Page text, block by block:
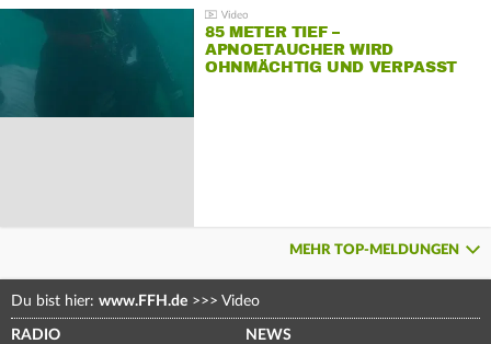
85 METER TIEF –
APNOETAUCHER WIRD
OHNMÄCHTIG UND VERPASST
MEHR TOP-MELDUNGEN
Du bist hier: www.FFH.de >>> Video
RADIO NEWS